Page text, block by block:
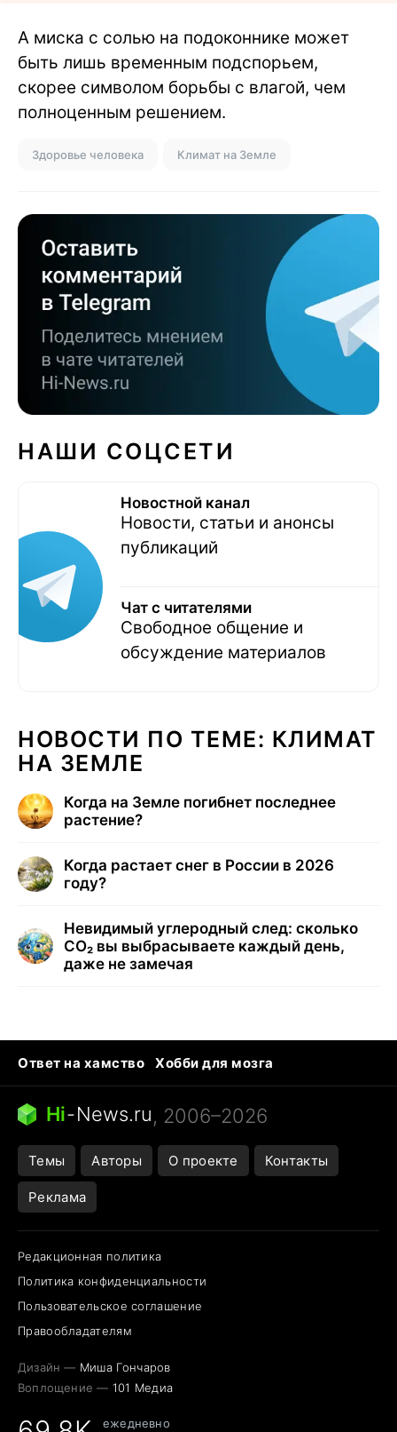
А миска с солью на подоконнике может
быть лишь временным подспорьем,
скорее символом борьбы с влагой, чем
полноценным решением.
Здоровье человека Климат на Земле
НАШИ СОЦСЕТИ
Новостной канал
Новости, статьи и анонсы
публикаций
Чат с читателями
Свободное общение и
обсуждение материалов
НОВОСТИ ПО ТЕМЕ: КЛИМАТ
НА ЗЕМЛЕ
Когда на Земле погибнет последнее
растение?
Когда растает снег в России в 2026
году?
Невидимый углеродный след: сколько
CO₂ вы выбрасываете каждый день,
даже не замечая
Ответ на хамство
Хобби для мозга
Бензин 100 и 95
Тунцы в океанариуме
Следующая пандемия
Hi-News.ru, 2006–2026
Темы Авторы О проекте Контакты
Реклама
Редакционная политика
Политика конфиденциальности
Пользовательское соглашение
Правообладателям
Дизайн — Миша Гончаров
Воплощение — 101 Медиа
ежедневно